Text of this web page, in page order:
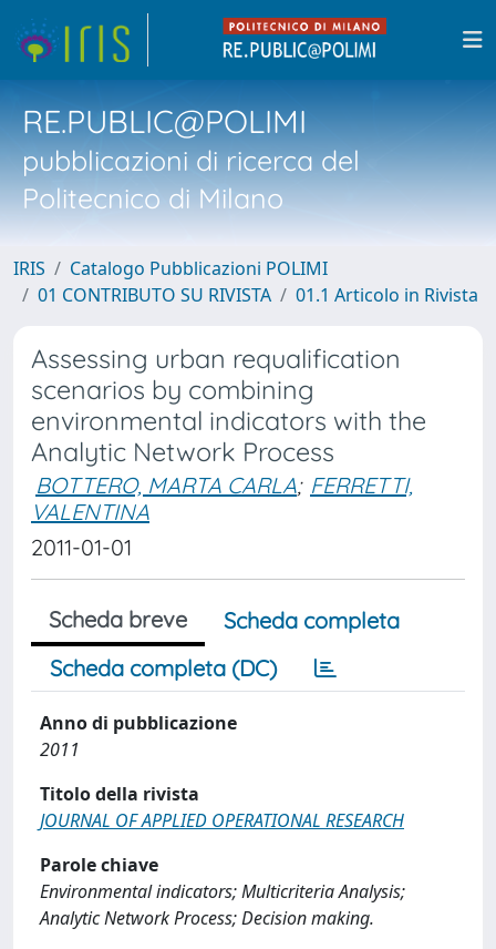
RE.PUBLIC@POLIMI
pubblicazioni di ricerca del
Politecnico di Milano
IRIS
Catalogo Pubblicazioni POLIMI
01 CONTRIBUTO SU RIVISTA
01.1 Articolo in Rivista
Assessing urban requalification
scenarios by combining
environmental indicators with the
Analytic Network Process
BOTTERO, MARTA CARLA; FERRETTI,
VALENTINA
2011-01-01
Scheda breve
Scheda completa
Scheda completa (DC)
Anno di pubblicazione
2011
Titolo della rivista
JOURNAL OF APPLIED OPERATIONAL RESEARCH
Parole chiave
Environmental indicators; Multicriteria Analysis;
Analytic Network Process; Decision making.